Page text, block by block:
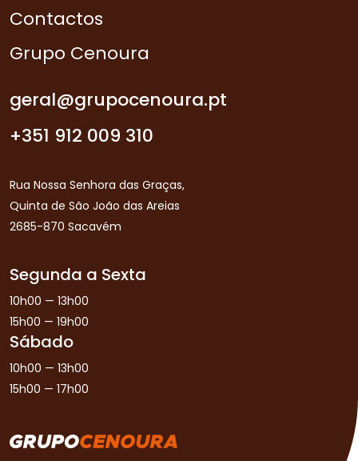
Contactos
Grupo Cenoura
geral@grupocenoura.pt
+351 912 009 310
Rua Nossa Senhora das Graças,
Quinta de São João das Areias
2685-870 Sacavém
Segunda a Sexta
10h00 — 13h00
15h00 — 19h00
Sábado
10h00 — 13h00
15h00 — 17h00